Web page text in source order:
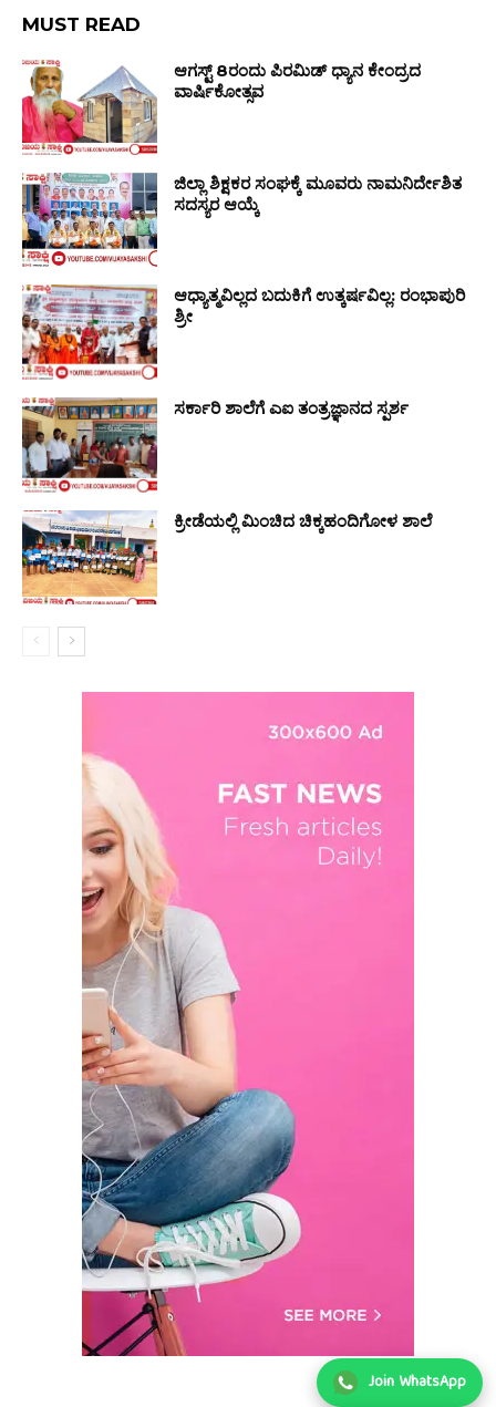
MUST READ
ಆಗಸ್ಟ್ 8ರಂದು ಪಿರಮಿಡ್ ಧ್ಯಾನ ಕೇಂದ್ರದ
ವಾರ್ಷಿಕೋತ್ಸವ
ಜಿಲ್ಲಾ ಶಿಕ್ಷಕರ ಸಂಘಕ್ಕೆ ಮೂವರು ನಾಮನಿರ್ದೇಶಿತ
ಸದಸ್ಯರ ಆಯ್ಕೆ
ಆಧ್ಯಾತ್ಮವಿಲ್ಲದ ಬದುಕಿಗೆ ಉತ್ಕರ್ಷವಿಲ್ಲ: ರಂಭಾಪುರಿ
ಶ್ರೀ
ಸರ್ಕಾರಿ ಶಾಲೆಗೆ ಎಐ ತಂತ್ರಜ್ಞಾನದ ಸ್ಪರ್ಶ
ಕ್ರೀಡೆಯಲ್ಲಿ ಮಿಂಚಿದ ಚಿಕ್ಕಹಂದಿಗೋಳ ಶಾಲೆ
Join WhatsApp